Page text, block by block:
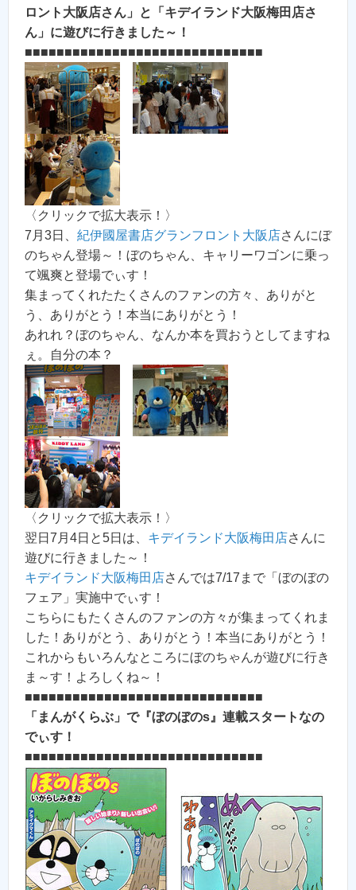
ロント大阪店さん」と「キデイランド大阪梅田店さ
ん」に遊びに行きました～！
■■■■■■■■■■■■■■■■■■■■■■■■■■■■■■
〈クリックで拡大表示！〉
7月3日、 紀伊國屋書店グランフロント大阪店さんにぼ
のちゃん登場～！ぼのちゃん、キャリーワゴンに乗っ
て颯爽と登場でぃす！
集まってくれたたくさんのファンの方々、ありがと
う、ありがとう！本当にありがとう！
あれれ？ぼのちゃん、なんか本を買おうとしてますね
ぇ。自分の本？
〈クリックで拡大表示！〉
翌日7月4日と5日は、 キデイランド大阪梅田店さんに
遊びに行きました～！
キデイランド大阪梅田店さんでは7/17まで「ぼのぼの
フェア」実施中でぃす！
こちらにもたくさんのファンの方々が集まってくれま
した！ありがとう、ありがとう！本当にありがとう！
これからもいろんなところにぼのちゃんが遊びに行き
ま～す！よろしくね～！
■■■■■■■■■■■■■■■■■■■■■■■■■■■■■■
「まんがくらぶ」で『ぼのぼのs』連載スタートなの
でぃす！
■■■■■■■■■■■■■■■■■■■■■■■■■■■■■■